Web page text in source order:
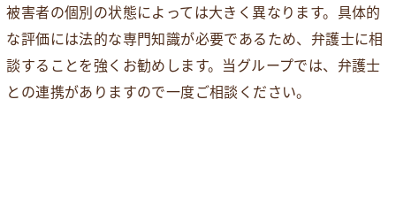
被害者の個別の状態によっては大きく異なります。具体的
な評価には法的な専門知識が必要であるため、弁護士に相
談することを強くお勧めします。当グループでは、弁護士
との連携がありますので一度ご相談ください。